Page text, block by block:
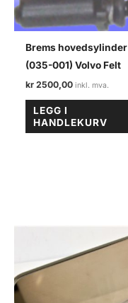
Brems hovedsylinder
(035-001) Volvo Felt
kr 2500,00
LEGG I
HANDLEKURV